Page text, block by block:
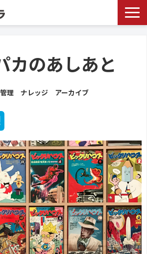
お役立ち記事
記事カテゴリ一覧
お客様事例
カのあしあと
理 ナレッジ アーカイブ